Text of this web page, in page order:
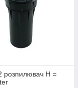
розпилювач Н =